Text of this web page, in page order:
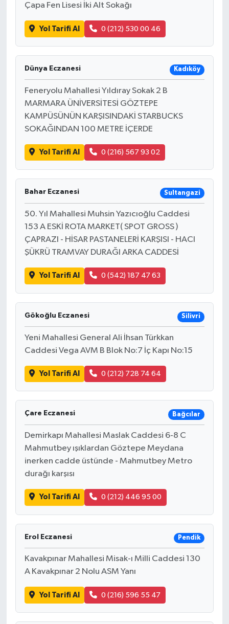
Çapa Fen Lisesi İki Alt Sokağı
Yol Tarifi Al 0 (212) 530 00 46
Dünya Eczanesi Kadıköy
Feneryolu Mahallesi Yıldıray Sokak 2 B
MARMARA ÜNİVERSİTESİ GÖZTEPE
KAMPÜSÜNÜN KARŞISINDAKİ STARBUCKS
SOKAĞINDAN 100 METRE İÇERDE
Yol Tarifi Al 0 (216) 567 93 02
Bahar Eczanesi Sultangazi
50. Yıl Mahallesi Muhsin Yazıcıoğlu Caddesi
153 A ESKİ ROTA MARKET( SPOT GROSS )
ÇAPRAZI - HİSAR PASTANELERİ KARŞISI - HACI
ŞÜKRÜ TRAMVAY DURAĞI ARKA CADDESİ
Yol Tarifi Al 0 (542) 187 47 63
Gökoğlu Eczanesi Silivri
Yeni Mahallesi General Ali İhsan Türkkan
Caddesi Vega AVM B Blok No:7 İç Kapı No:15
Yol Tarifi Al 0 (212) 728 74 64
Çare Eczanesi Bağcılar
Demirkapı Mahallesi Maslak Caddesi 6-8 C
Mahmutbey ışıklardan Göztepe Meydana
inerken cadde üstünde - Mahmutbey Metro
durağı karşısı
Yol Tarifi Al 0 (212) 446 95 00
Erol Eczanesi Pendik
Kavakpınar Mahallesi Misak-ı Milli Caddesi 130
A Kavakpınar 2 Nolu ASM Yanı
Yol Tarifi Al 0 (216) 596 55 47